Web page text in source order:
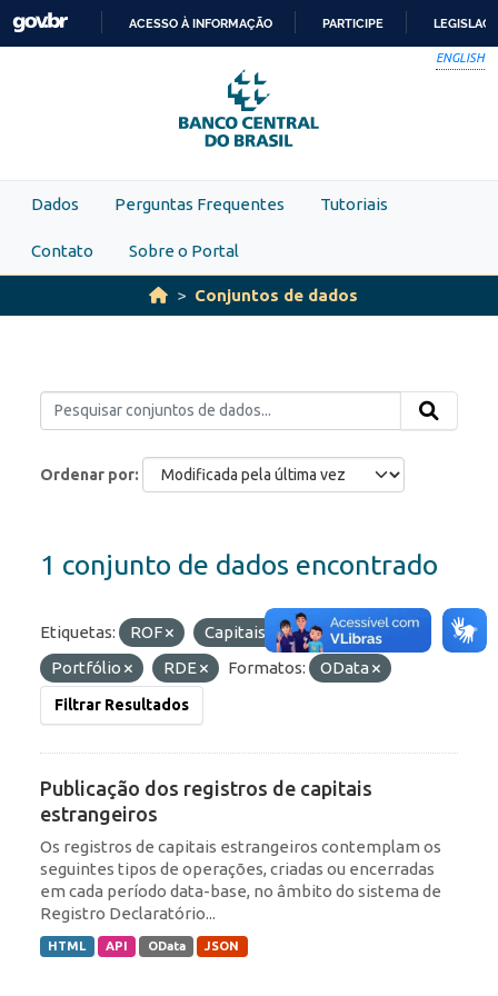
Skip to main content
PARA
O
CONTEÚDO
ACESSO À INFORMAÇÃO PARTICIPE
ENGLISH
Dados Perguntas Frequentes Tutoriais
Contato Sobre o Portal
Conjuntos de dados
Ordenar por
1 conjunto de dados encontrado
Etiquetas: ROF
Capitais Estrangeiros
Portfólio
RDE Formatos: OData
Filtrar Resultados
Publicação dos registros de capitais
estrangeiros
Os registros de capitais estrangeiros contemplam os
seguintes tipos de operações, criadas ou encerradas
em cada período data-base, no âmbito do sistema de
Registro Declaratório...
HTML API OData JSON